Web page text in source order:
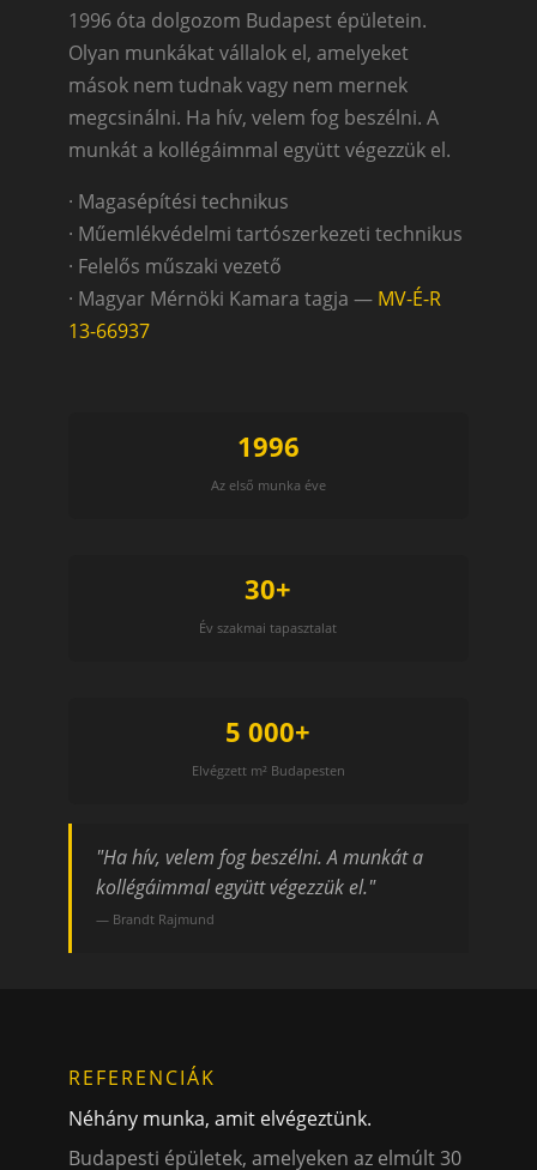
1996 óta dolgozom Budapest épületein.
Olyan munkákat vállalok el, amelyeket
mások nem tudnak vagy nem mernek
megcsinálni. Ha hív, velem fog beszélni. A
munkát a kollégáimmal együtt végezzük el.
· Magasépítési technikus
· Műemlékvédelmi tartószerkezeti technikus
· Felelős műszaki vezető
· Magyar Mérnöki Kamara tagja — MV-É-R
13-66937
1996
Az első munka éve
30+
Év szakmai tapasztalat
5 000+
Elvégzett m² Budapesten
"Ha hív, velem fog beszélni. A munkát a
kollégáimmal együtt végezzük el."
— Brandt Rajmund
REFERENCIÁK
Néhány munka, amit elvégeztünk.
Budapesti épületek, amelyeken az elmúlt 30